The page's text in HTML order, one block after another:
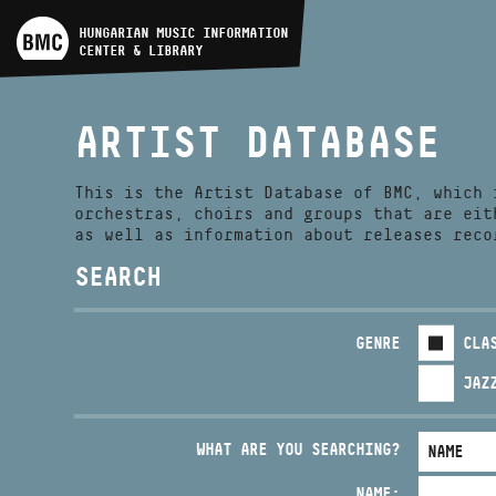
HUNGARIAN MUSIC INFORMATION
CENTER & LIBRARY
ARTIST DATABASE
MUSIC LIBRARY, ONLINE
CATALOG
ARTIST DATABASE
This is the Artist Database of BMC, which
orchestras, choirs and groups that are
as well as information about releases
SEARCH
GENRE
WHAT ARE YOU SEARCHING?